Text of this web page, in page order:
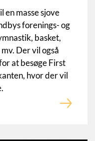
en masse sjove
forenings- og
basket,
Der vil også
at besøge First
hvor der vil